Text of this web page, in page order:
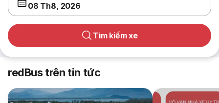
08 Th8, 2026
Tìm kiếm xe
redBus trên tin tức